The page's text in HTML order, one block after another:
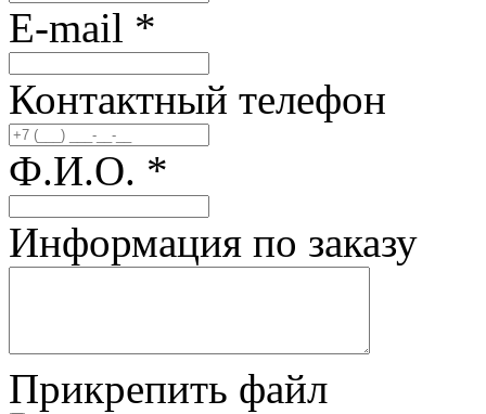
E-mail *
Контактный телефон
Ф.И.О. *
Информация по заказу
Прикрепить файл